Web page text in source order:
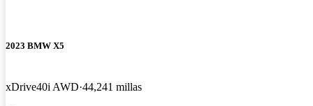
2023 BMW X5
xDrive40i AWD 44,241 millas